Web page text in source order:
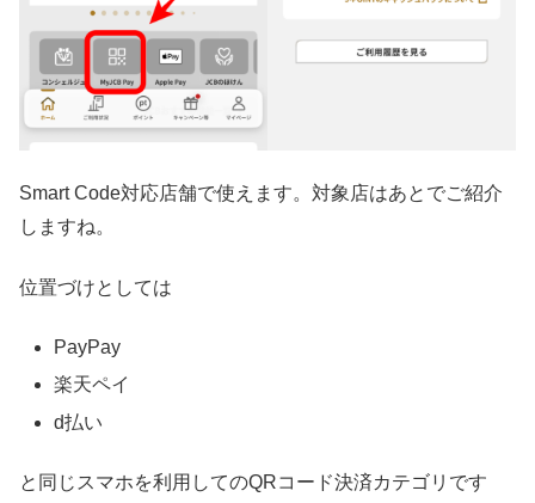
Smart Code対応店舗で使えます。対象店はあとでご紹介
しますね。
位置づけとしては
PayPay
楽天ペイ
d払い
と同じスマホを利用してのQRコード決済カテゴリです